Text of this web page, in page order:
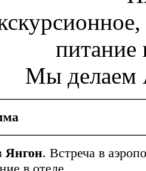
питание
Мы делаем
Янгон. Встреча в